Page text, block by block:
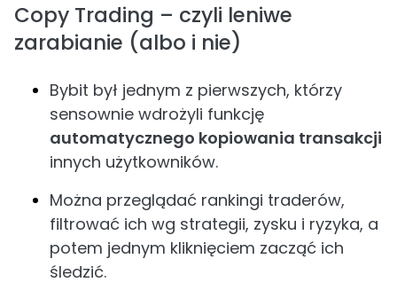
Copy Trading – czyli leniwe
zarabianie (albo i nie)
Bybit był jednym z pierwszych, którzy
sensownie wdrożyli funkcję
automatycznego kopiowania transakcji
innych użytkowników.
Można przeglądać rankingi traderów,
filtrować ich wg strategii, zysku i ryzyka, a
potem jednym kliknięciem zacząć ich
śledzić.